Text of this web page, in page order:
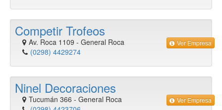
Competir Trofeos
Av. Roca 1109 - General Roca
(0298) 4429274
Ver Empresa
Ninel Decoraciones
Tucumán 366 - General Roca
Ver Empresa